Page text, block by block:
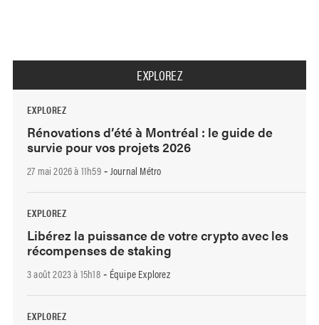
EXPLOREZ
EXPLOREZ
Rénovations d’été à Montréal : le guide de
survie pour vos projets 2026
27 mai 2026 à 11h59- Journal Métro
EXPLOREZ
Libérez la puissance de votre crypto avec les
récompenses de staking
3 août 2023 à 15h18- Équipe Explorez
EXPLOREZ